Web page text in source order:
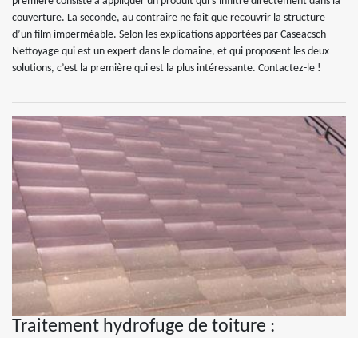
couverture. La seconde, au contraire ne fait que recouvrir la structure
d’un film imperméable. Selon les explications apportées par Caseacsch
Nettoyage qui est un expert dans le domaine, et qui proposent les deux
solutions, c’est la première qui est la plus intéressante. Contactez-le !
Traitement hydrofuge de toiture :